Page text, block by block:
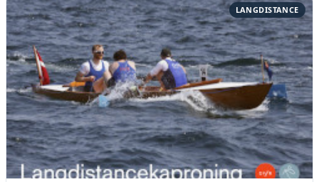
LANGDISTANCE